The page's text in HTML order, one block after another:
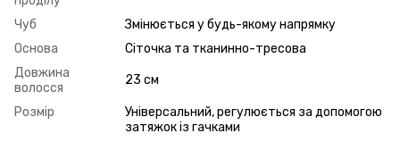
Чуб
Змінюється у будь-якому напрямку
Основа
Сіточка та тканинно-тресова
Довжина
волосся
23 см
Розмір
Універсальний, регулюється за допомогою
затяжок із гачками